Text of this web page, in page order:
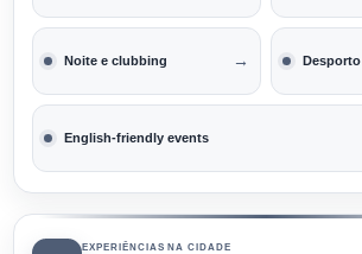
Noite e clubbing → Desporto
English-friendly events
EXPERIÊNCIAS NA CIDADE